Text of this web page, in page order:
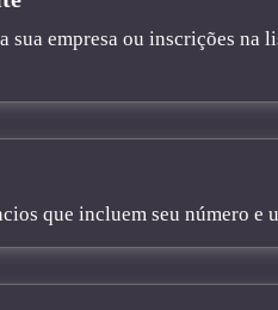
empresa ou inscrições
que incluem seu número